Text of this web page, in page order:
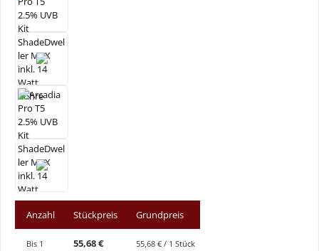
Anzahl Stückpreis Grundpreis
Bis 1 55,68 € 55,68 € / 1 Stück